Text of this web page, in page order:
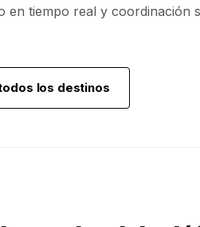
en tiempo real y coordinación
los destinos